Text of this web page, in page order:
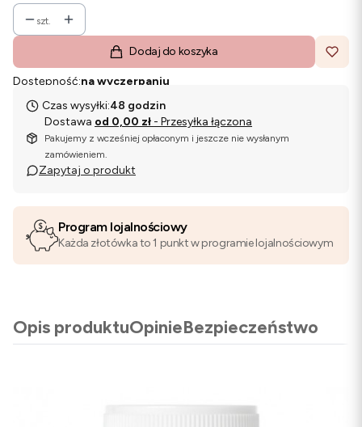
szt.
Dodaj do koszyka
Dostępność:na wyczerpaniu
Czas wysyłki:48 godzin
Dostawa od 0,00 zł - Przesyłka łączona
Pakujemy z wcześniej opłaconym i jeszcze nie wysłanym
zamówieniem.
Zapytaj o produkt
Program lojalnościowy
Każda złotówka to 1 punkt w programie lojalnościowym
Opis produktuOpinieBezpieczeństwo